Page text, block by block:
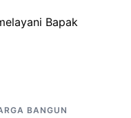
Bapak
BANGUN